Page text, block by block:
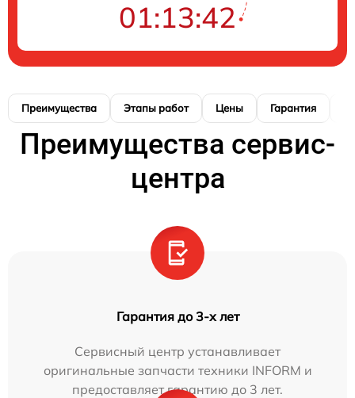
01:13:41
Преимущества Этапы работ Цены Гарантия
Преимущества сервис-
центра
Гарантия до 3-х лет
Сервисный центр устанавливает
оригинальные запчасти техники INFORM и
предоставляет гарантию до 3 лет.